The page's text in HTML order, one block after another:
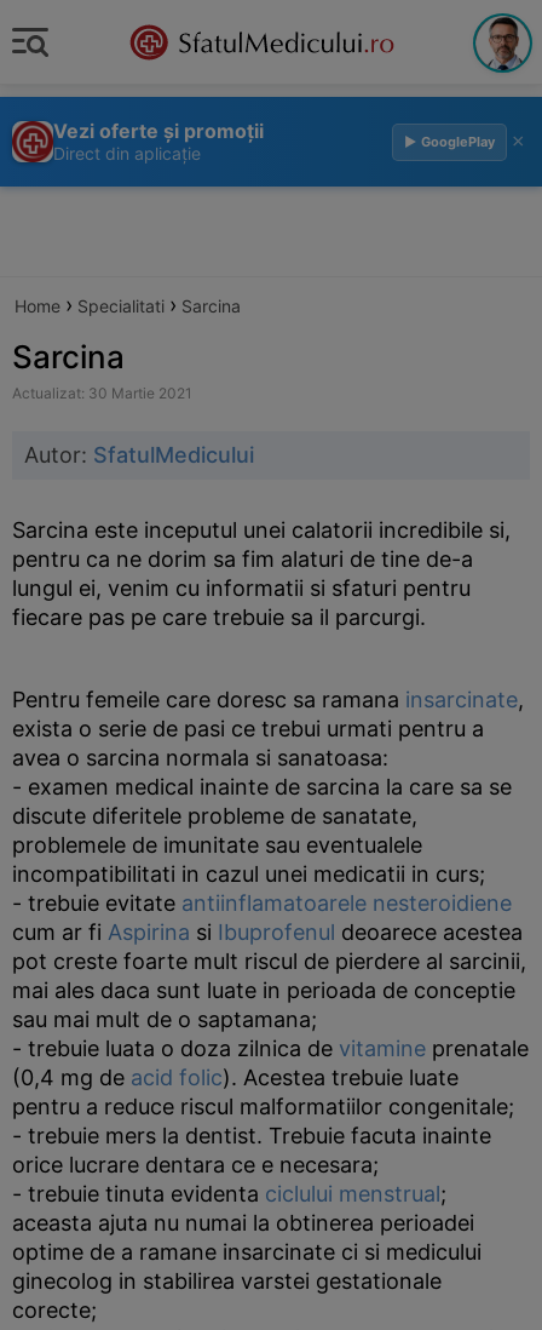
Vezi oferte și promoții
Direct din aplicație
▶ GooglePlay ×
Home › Specialitati › Sarcina
Sarcina
Actualizat: 30 Martie 2021
Autor: SfatulMedicului
Sarcina este inceputul unei calatorii incredibile si,
pentru ca ne dorim sa fim alaturi de tine de-a
lungul ei, venim cu informatii si sfaturi pentru
fiecare pas pe care trebuie sa il parcurgi.
Pentru femeile care doresc sa ramana insarcinate,
exista o serie de pasi ce trebui urmati pentru a
avea o sarcina normala si sanatoasa:
- examen medical inainte de sarcina la care sa se
discute diferitele probleme de sanatate,
problemele de imunitate sau eventualele
incompatibilitati in cazul unei medicatii in curs;
- trebuie evitate antiinflamatoarele nesteroidiene
cum ar fi Aspirina si Ibuprofenul deoarece acestea
pot creste foarte mult riscul de pierdere al sarcinii,
mai ales daca sunt luate in perioada de conceptie
sau mai mult de o saptamana;
- trebuie luata o doza zilnica de vitamine prenatale
(0,4 mg de acid folic). Acestea trebuie luate
pentru a reduce riscul malformatiilor congenitale;
- trebuie mers la dentist. Trebuie facuta inainte
orice lucrare dentara ce e necesara;
- trebuie tinuta evidenta ciclului menstrual;
aceasta ajuta nu numai la obtinerea perioadei
optime de a ramane insarcinate ci si medicului
ginecolog in stabilirea varstei gestationale
corecte;